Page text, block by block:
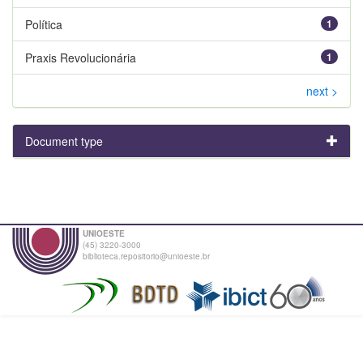
1
Política
1
Praxis Revolucionária
next >
Document type
UNIOESTE
(45) 3220-3000
biblioteca.repositorio@unioeste.br